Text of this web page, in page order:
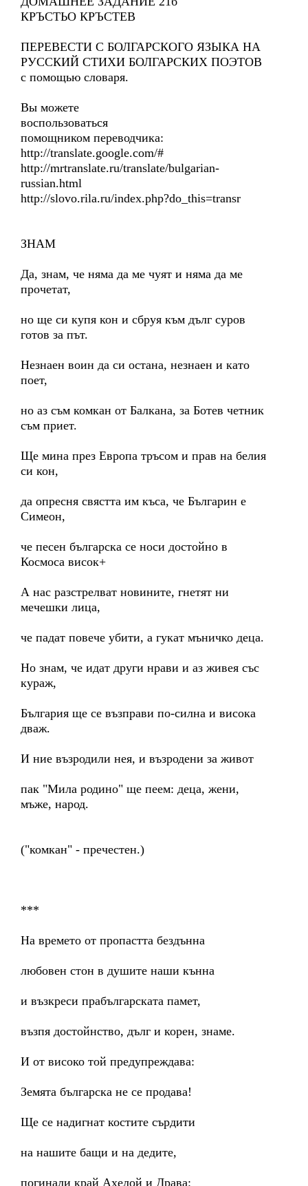
КРЪСТЬО КРЪСТЕВ
ПЕРЕВЕСТИ С БОЛГАРСКОГО ЯЗЫКА НА
РУССКИЙ СТИХИ БОЛГАРСКИХ ПОЭТОВ
с помощью словаря.
Вы можете
воспользоваться
помощником переводчика:
http://translate.google.com/#
http://mrtranslate.ru/translate/bulgarian-
russian.html
http://slovo.rila.ru/index.php?do_this=transr
ЗНАМ
Да, знам, че няма да ме чуят и няма да ме
прочетат,
но ще си купя кон и сбруя към дълг суров
готов за път.
Незнаен воин да си остана, незнаен и като
поет,
но аз съм комкан от Балкана, за Ботев четник
съм приет.
Ще мина през Европа тръсом и прав на белия
си кон,
да опресня свястта им къса, че Българин е
Симеон,
че песен българска се носи достойно в
Космоса висок+
А нас разстрелват новините, гнетят ни
мечешки лица,
че падат повече убити, а гукат мъничко деца.
Но знам, че идат други нрави и аз живея със
кураж,
България ще се възправи по-силна и висока
дваж.
И ние възродили нея, и възродени за живот
пак "Мила родино" ще пеем: деца, жени,
мъже, народ.
("комкан" - пречестен.)
***
На времето от пропастта бездънна
любовен стон в душите наши кънна
и възкреси прабългарската памет,
възпя достойнство, дълг и корен, знаме.
И от високо той предупреждава:
Земята българска не се продава!
Ще се надигнат костите сърдити
на нашите бащи и на дедите,
погинали край Ахелой и Драва: